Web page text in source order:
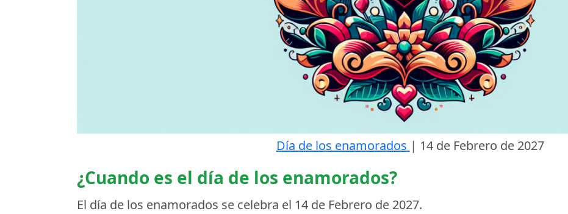
Día de los enamorados | 14 de Febrero de 2027
¿Cuando es el día de los enamorados?
El día de los enamorados se celebra el 14 de Febrero de 2027.